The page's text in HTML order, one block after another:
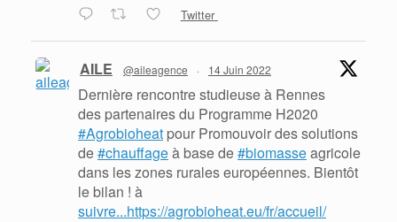
Twitter
AILE @aileagence · 14 Juin 2022
Dernière rencontre studieuse à Rennes
des partenaires du Programme H2020
#Agrobioheat pour Promouvoir des solutions
de#chauffageà base de#biomasseagricole
dans les zones rurales européennes. Bientôt
le bilan ! à
suivre...https://agrobioheat.eu/fr/accueil/